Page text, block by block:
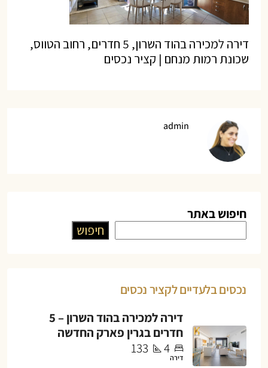
דירה למכירה בהוד השרון, 5 חדרים, רחוב הטווס,
שכונת רמות מנחם | קציר נכסים
admin
חיפוש באתר
חיפוש
נכסים בלעדיים לקציר נכסים
דירה למכירה בהוד השרון – 5
חדרים בגרין פארק החדשה
4
133
דירה